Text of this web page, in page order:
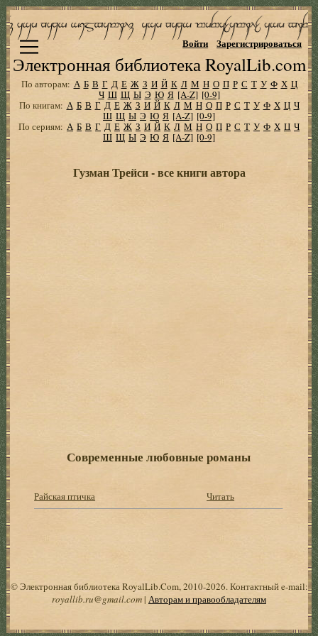
Электронная библиотека RoyalLib.com
Войти Зарегистрироваться
По авторам: А Б В Г Д Е Ж З И Й К Л М Н О П Р С Т У Ф Х Ц
Ч Ш Щ Ы Э Ю Я [A-Z] [0-9]
По книгам: А Б В Г Д Е Ж З И Й К Л М Н О П Р С Т У Ф Х Ц Ч
Ш Щ Ы Э Ю Я [A-Z] [0-9]
По сериям: А Б В Г Д Е Ж З И Й К Л М Н О П Р С Т У Ф Х Ц Ч
Ш Щ Ы Э Ю Я [A-Z] [0-9]
Гузман Трейси - все книги автора
Современные любовные романы
Райская птичка Читать
© Электронная библиотека RoyalLib.Com, 2010-2026. Контактный e-mail:
royallib.ru@gmail.com| Авторам и правообладателям